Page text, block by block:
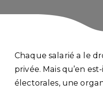
Chaque salarié a le
privée. Mais qu’en
électorales, une